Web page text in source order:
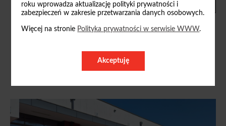
roku wprowadza aktualizację polityki prywatności i
zabezpieczeń w zakresie przetwarzania danych osobowych.
Więcej na stronie Polityka prywatności w serwisie WWW.
Akceptuję
Radosław Zmudziński